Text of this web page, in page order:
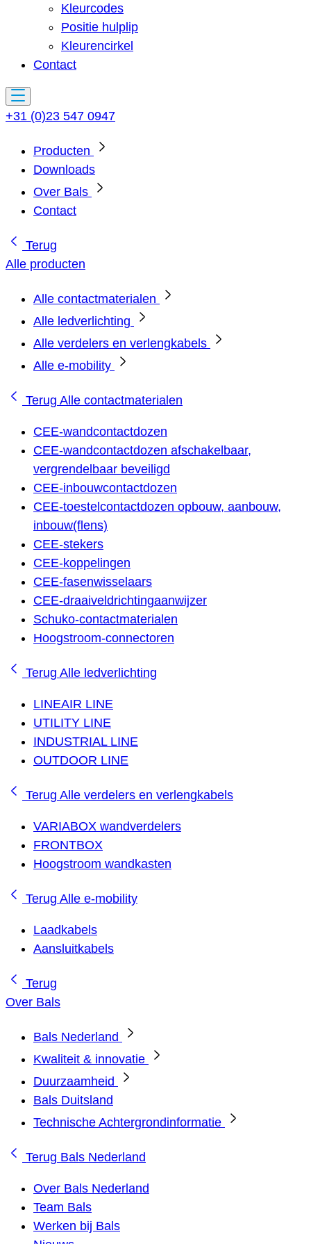
Kleurcodes
Positie hulplip
Kleurencirkel
Contact
+31 (0)23 547 0947
Producten
Downloads
Over Bals
Contact
Terug
Alle producten
Alle contactmaterialen
Alle ledverlichting
Alle verdelers en verlengkabels
Alle e-mobility
Terug Alle contactmaterialen
CEE-wandcontactdozen
CEE-wandcontactdozen afschakelbaar,
vergrendelbaar beveiligd
CEE-inbouwcontactdozen
CEE-toestelcontactdozen opbouw, aanbouw,
inbouw(flens)
CEE-stekers
CEE-koppelingen
CEE-fasenwisselaars
CEE-draaiveldrichtingaanwijzer
Schuko-contactmaterialen
Hoogstroom-connectoren
Terug Alle ledverlichting
LINEAIR LINE
UTILITY LINE
INDUSTRIAL LINE
OUTDOOR LINE
Terug Alle verdelers en verlengkabels
VARIABOX wandverdelers
FRONTBOX
Hoogstroom wandkasten
Terug Alle e-mobility
Laadkabels
Aansluitkabels
Terug
Over Bals
Bals Nederland
Kwaliteit & innovatie
Duurzaamheid
Bals Duitsland
Technische Achtergrondinformatie
Terug Bals Nederland
Over Bals Nederland
Team Bals
Werken bij Bals